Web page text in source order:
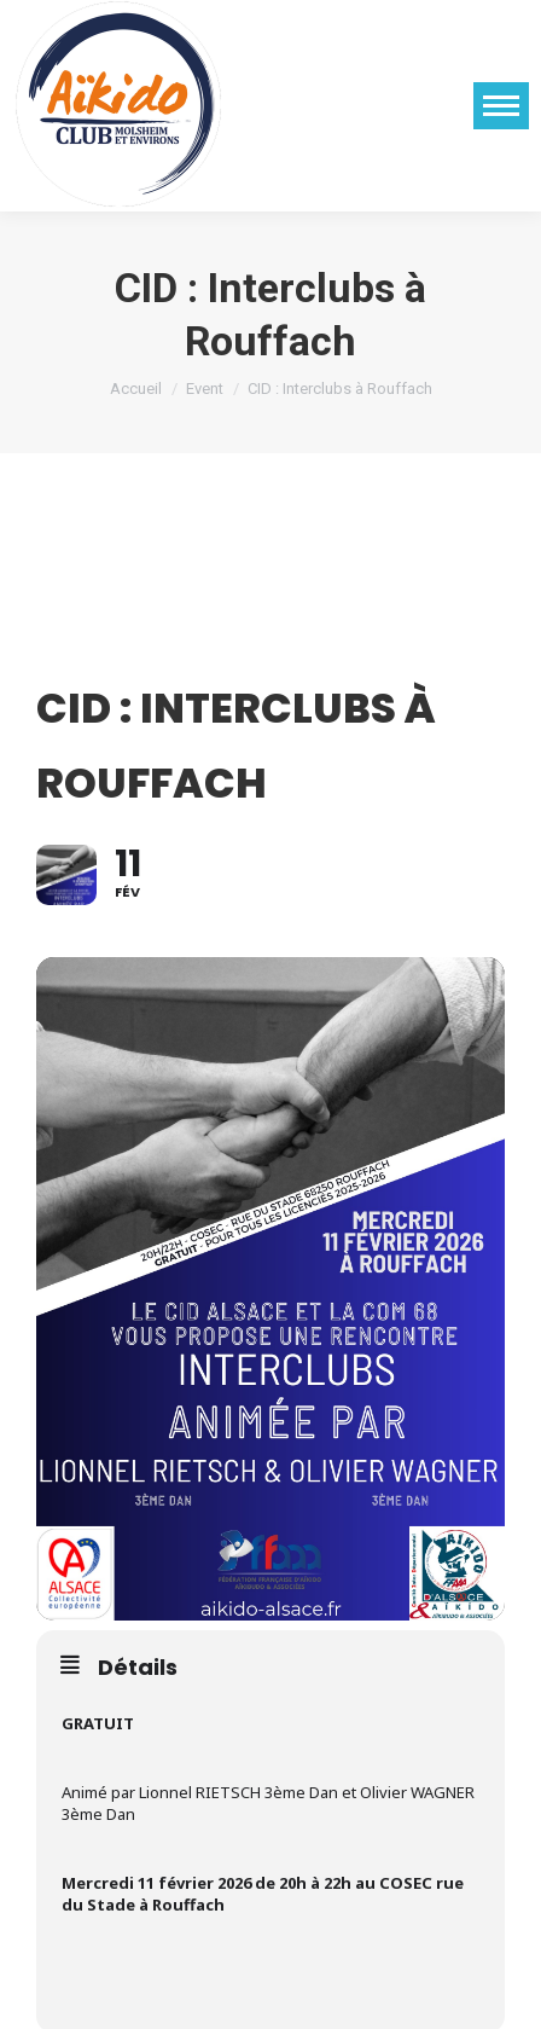
CID : Interclubs à
Rouffach
Vous êtes ici :
Accueil Event CID : Interclubs à Rouffach
CID : INTERCLUBS À
ROUFFACH
11
FÉV
Détails
GRATUIT
Animé par Lionnel RIETSCH 3ème Dan et Olivier WAGNER
3ème Dan
Mercredi 11 février 2026 de 20h à 22h au COSEC rue
du Stade à Rouffach